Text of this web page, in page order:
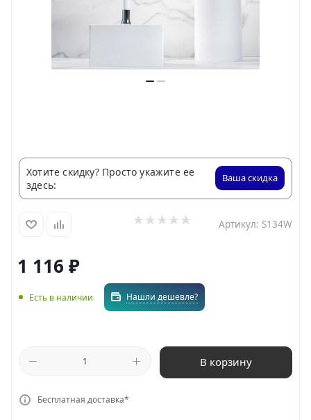
Хотите скидку? Просто укажите ее
здесь:
Ваша скидка
Артикул: S134W
1 116 ₽
Есть в наличии Нашли дешевле?
В корзину
Бесплатная доставка*